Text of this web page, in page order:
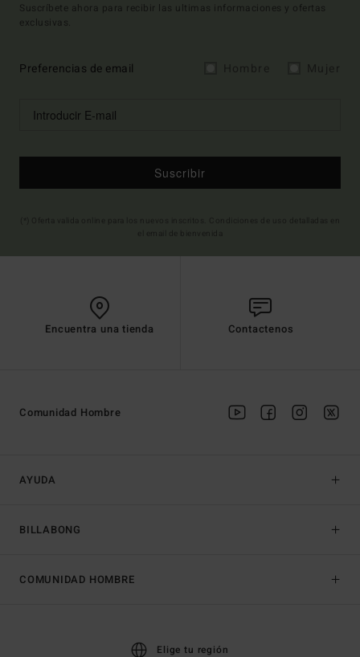
Suscríbete ahora para recibir las ultimas informaciones y ofertas
exclusivas.
Preferencias de email
Suscribir
Encuentra una tienda Contactenos
AYUDA
BILLABONG
Comunidad Hombre
COMUNIDAD HOMBRE
Elige tu región